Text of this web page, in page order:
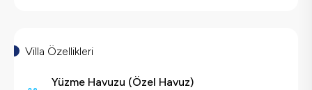
Villa Özellikleri
Yüzme Havuzu (Özel Havuz)